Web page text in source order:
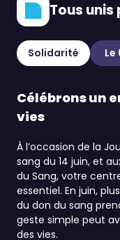
Tous unis
Solidarité
Célébrons un
vies
À l’occasion de la
sang du 14 juin, et
du Sang, votre
essentiel. En juin,
du don du sang
geste simple peut
des vies.